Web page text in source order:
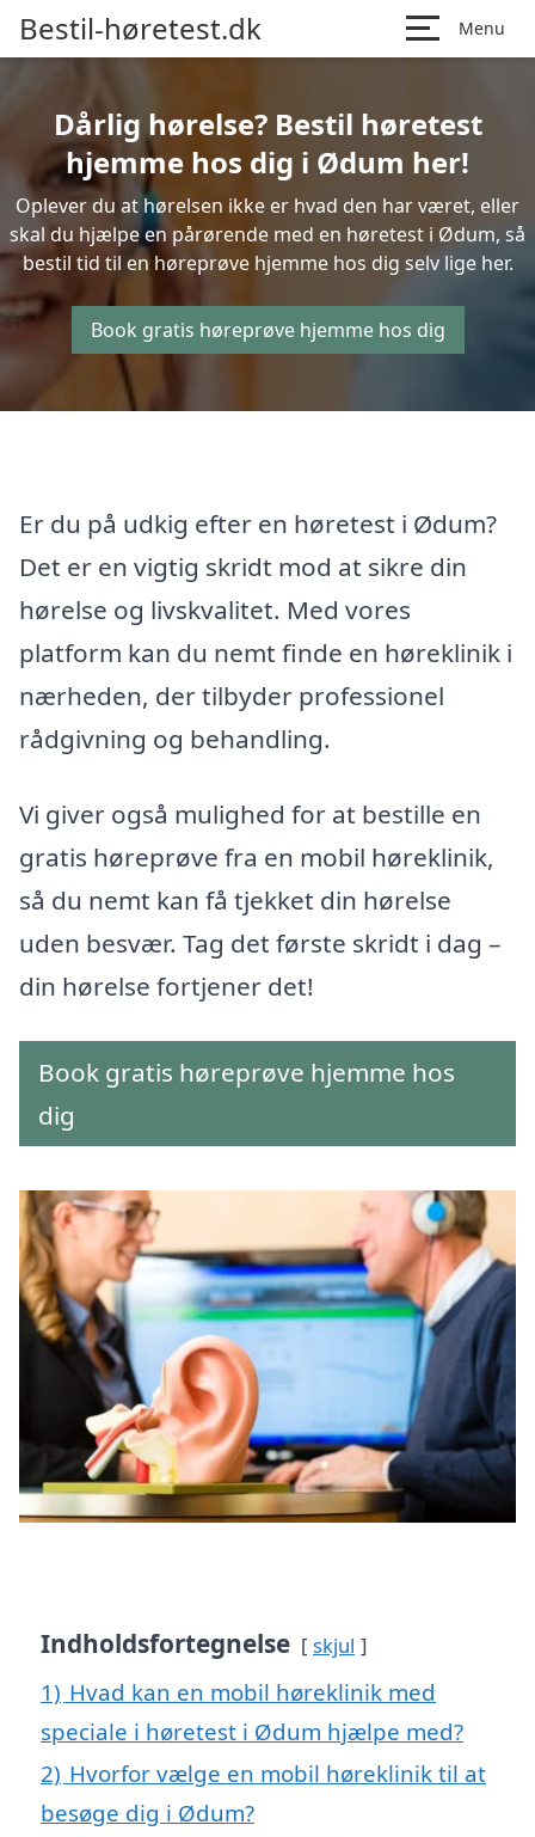
Bestil-høretest.dk Menu
Dårlig hørelse? Bestil høretest
hjemme hos dig i Ødum her!
Oplever du at hørelsen ikke er hvad den har været, eller
skal du hjælpe en pårørende med en høretest i Ødum, så
bestil tid til en høreprøve hjemme hos dig selv lige her.
Book gratis høreprøve hjemme hos dig
Er du på udkig efter en høretest i Ødum?
Det er en vigtig skridt mod at sikre din
hørelse og livskvalitet. Med vores
platform kan du nemt finde en høreklinik i
nærheden, der tilbyder professionel
rådgivning og behandling.
Vi giver også mulighed for at bestille en
gratis høreprøve fra en mobil høreklinik,
så du nemt kan få tjekket din hørelse
uden besvær. Tag det første skridt i dag –
din hørelse fortjener det!
Book gratis høreprøve hjemme hos
dig
Indholdsfortegnelse skjul
1) Hvad kan en mobil høreklinik med
speciale i høretest i Ødum hjælpe med?
2) Hvorfor vælge en mobil høreklinik til at
besøge dig i Ødum?